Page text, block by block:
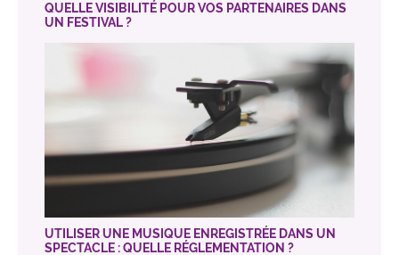
QUELLE VISIBILITÉ POUR VOS PARTENAIRES DANS
UN FESTIVAL ?
UTILISER UNE MUSIQUE ENREGISTRÉE DANS UN
SPECTACLE : QUELLE RÉGLEMENTATION ?